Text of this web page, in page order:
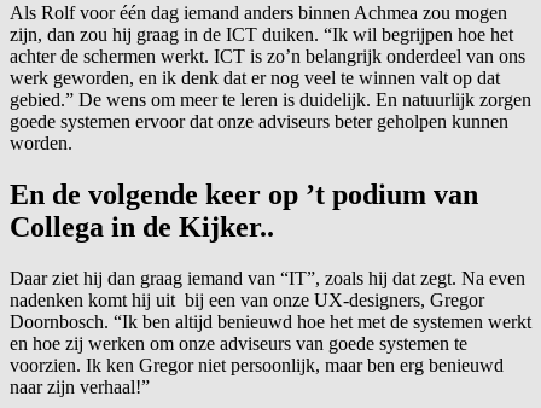
Als Rolf voor één dag iemand anders binnen Achmea zou mogen
zijn, dan zou hij graag in de ICT duiken. “Ik wil begrijpen hoe het
achter de schermen werkt. ICT is zo’n belangrijk onderdeel van ons
werk geworden, en ik denk dat er nog veel te winnen valt op dat
gebied.” De wens om meer te leren is duidelijk. En natuurlijk zorgen
goede systemen ervoor dat onze adviseurs beter geholpen kunnen
worden.
En de volgende keer op ’t podium van
Collega in de Kijker..
Daar ziet hij dan graag iemand van “IT”, zoals hij dat zegt. Na even
nadenken komt hij uit bij een van onze UX-designers, Gregor
Doornbosch. “Ik ben altijd benieuwd hoe het met de systemen werkt
en hoe zij werken om onze adviseurs van goede systemen te
voorzien. Ik ken Gregor niet persoonlijk, maar ben erg benieuwd
naar zijn verhaal!”